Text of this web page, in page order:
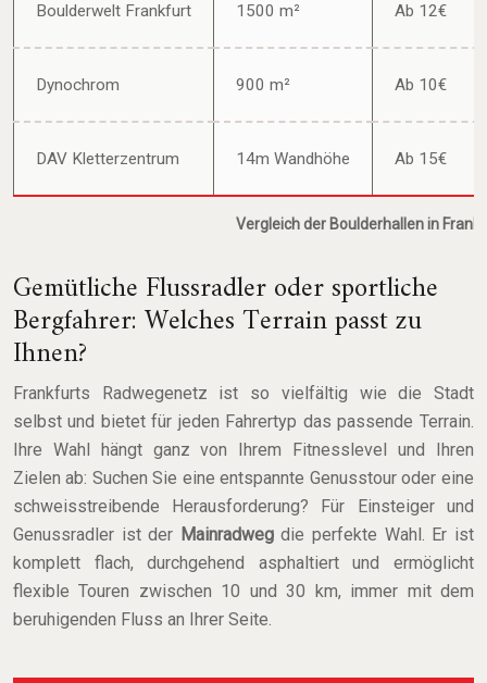
Vergleich der Boulderhallen in
Boulderwelt Frankfurt 1500 m² Ab 12€
Dynochrom 900 m² Ab 10€
DAV Kletterzentrum 14m Wandhöhe Ab 15€
Gemütliche Flussradler oder sportliche
Bergfahrer: Welches Terrain passt zu
Ihnen?
Frankfurts Radwegenetz ist so vielfältig wie die Stadt
selbst und bietet für jeden Fahrertyp das passende Terrain.
Ihre Wahl hängt ganz von Ihrem Fitnesslevel und Ihren
Zielen ab: Suchen Sie eine entspannte Genusstour oder eine
schweisstreibende Herausforderung? Für Einsteiger und
Genussradler ist der Mainradwegdie perfekte Wahl. Er ist
komplett flach, durchgehend asphaltiert und ermöglicht
flexible Touren zwischen 10 und 30 km, immer mit dem
beruhigenden Fluss an Ihrer Seite.